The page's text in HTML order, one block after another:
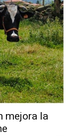
mejora la